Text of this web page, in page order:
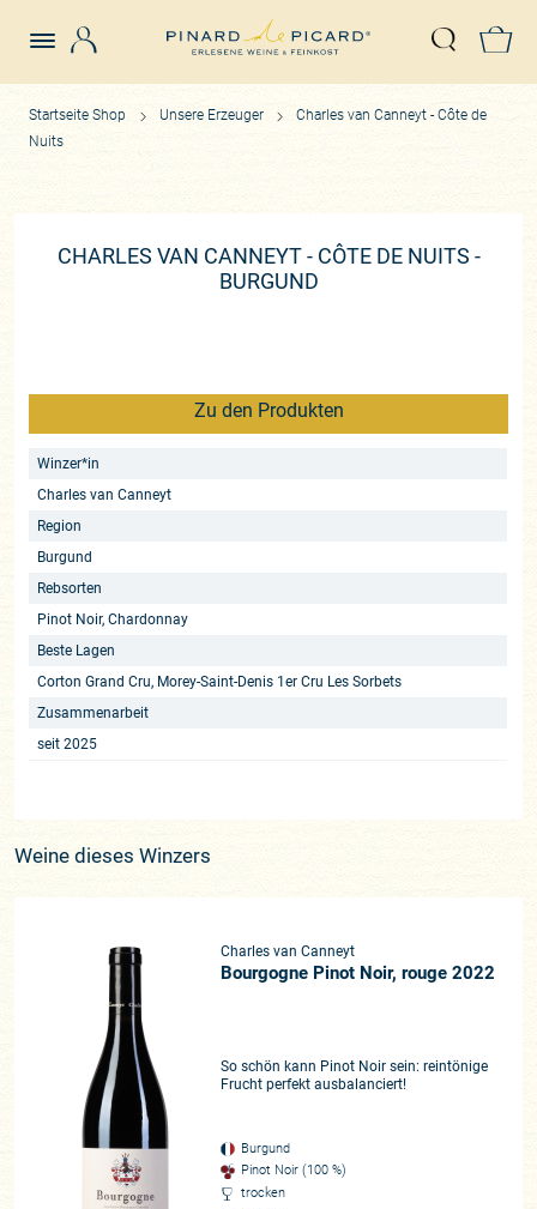
Suche
Startseite Shop Unsere Erzeuger
Charles van Canneyt - Côte de
Nuits
CHARLES VAN CANNEYT - CÔTE DE NUITS -
BURGUND
Zu den Produkten
Winzer*in
Charles van Canneyt
Region
Burgund
Rebsorten
Pinot Noir, Chardonnay
Beste Lagen
Corton Grand Cru, Morey-Saint-Denis 1er Cru Les Sorbets
Zusammenarbeit
seit 2025
Weine dieses Winzers
Charles van Canneyt
Bourgogne Pinot Noir, rouge 2022
So schön kann Pinot Noir sein: reintönige
Frucht perfekt ausbalanciert!
Burgund
Pinot Noir (100 %)
trocken